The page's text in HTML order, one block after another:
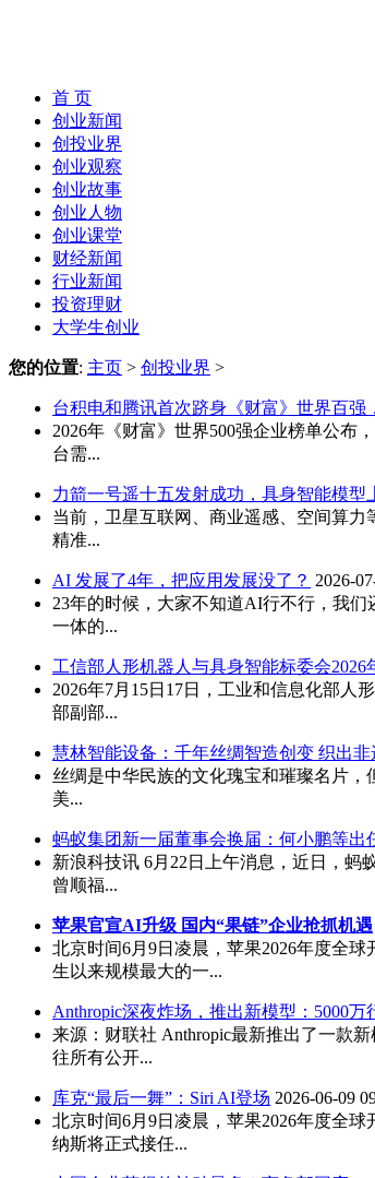
首 页
创业新闻
创投业界
创业观察
创业故事
创业人物
创业课堂
财经新闻
行业新闻
投资理财
大学生创业
您的位置: 主页 > 创投业界 >
台积电和腾讯首次跻身《财富》世界百
2026年《财富》世界500强企业榜单公布
台需...
力箭一号遥十五发射成功，具身智能模型
当前，卫星互联网、商业遥感、空间算
精准...
AI 发展了4年，把应用发展没了？ 2026-
23年的时候，大家不知道AI行不行，我
一体的...
工信部人形机器人与具身智能标委会
2026年7月15日17日，工业和信息化部人
部副部...
慧林智能设备：千年丝绸智造创变 织出非
丝绸是中华民族的文化瑰宝和璀璨名片
美...
蚂蚁集团新一届董事会换届：何小鹏等出
新浪科技讯 6月22日上午消息，近日，
曾顺福...
苹果官宣AI升级 国内“果链”企业抢抓机遇
北京时间6月9日凌晨，苹果2026年度全
生以来规模最大的一...
Anthropic深夜炸场，推出新模型：5000万
来源：财联社 Anthropic最新推出了一款
往所有公开...
库克“最后一舞”：Siri AI登场 2026-06-09
北京时间6月9日凌晨，苹果2026年度全
纳斯将正式接任...